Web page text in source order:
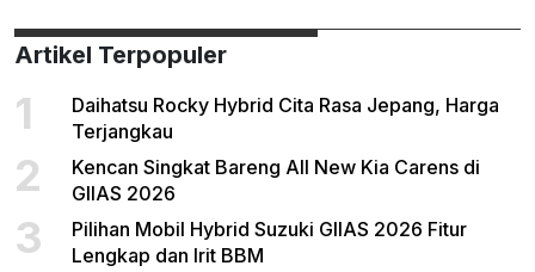
Artikel Terpopuler
1
Daihatsu Rocky Hybrid Cita Rasa Jepang, Harga
Terjangkau
2
Kencan Singkat Bareng All New Kia Carens di
GIIAS 2026
3
Pilihan Mobil Hybrid Suzuki GIIAS 2026 Fitur
Lengkap dan Irit BBM